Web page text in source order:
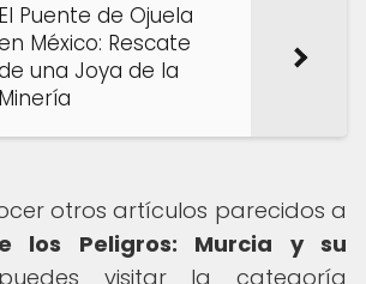
El Puente de Ojuela
México: Rescate
una Joya de la
Minería
otros artículos parecidos a
los Peligros: Murcia y su
visitar la categoría